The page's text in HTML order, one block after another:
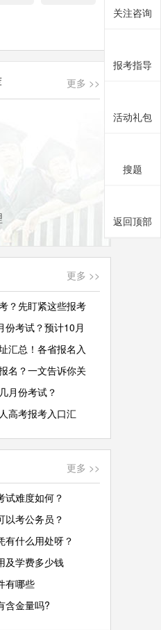
更多 >>
更多 >>
？先盯紧这些报考
份考试？预计10月
汇总！各省报名入
名？一文告诉你关
月份考试？
高考报考入口汇
更多 >>
试难度如何？
以考公务员？
有什么用处呀？
及学费多少钱
有哪些
含金量吗?
关注咨询
报考指导
活动礼包
搜题
返回顶部